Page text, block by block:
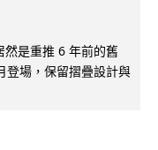
是重推 6 年前的舊
登場，保留摺疊設計與